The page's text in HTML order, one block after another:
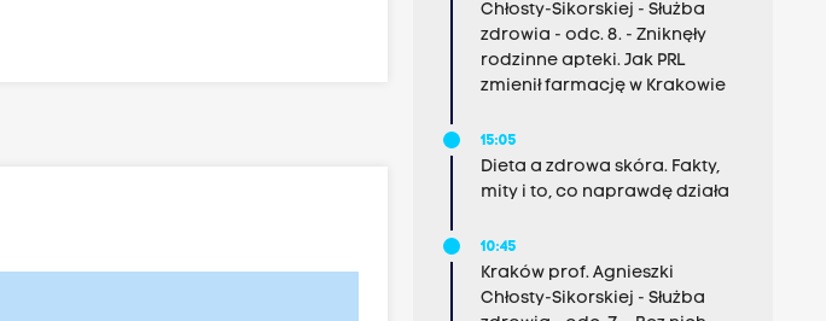
Chłosty-Sikorskiej - Służba
zdrowia - odc. 8. - Zniknęły
rodzinne apteki. Jak PRL
zmienił farmację w Krakowie
15:05
Dieta a zdrowa skóra. Fakty,
mity i to, co naprawdę działa
10:45
Kraków prof. Agnieszki
Chłosty-Sikorskiej - Służba